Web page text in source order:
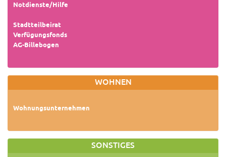
Notdienste/Hilfe
Stadtteilbeirat
Verfügungsfonds
AG-Billebogen
WOHNEN
Wohnungsunternehmen
SONSTIGES